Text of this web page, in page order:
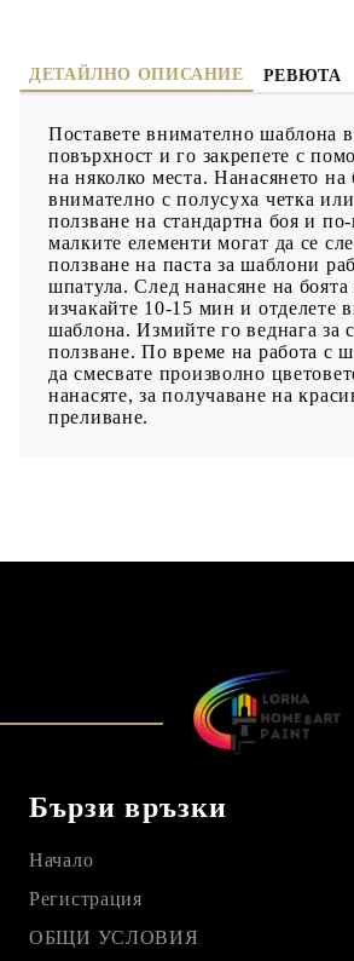
ДЕТАЙЛНО ОПИСАНИЕ РЕВЮТА
Поставете внимателно шаблона
повърхност и го закрепете с
на няколко места. Нанасянето на
внимателно с полусуха четка
ползване на стандартна боя и
малките елементи могат да се
ползване на паста за шаблони
шпатула. След нанасяне на боята
изчакайте 10-15 мин и отделете
шаблона. Измийте го веднага за
ползване. По време на работа с
да смесвате произволно
нанасяте, за получаване на
преливане.
Бързи връзки
Начало
Регистрация
ОБЩИ УСЛОВИЯ